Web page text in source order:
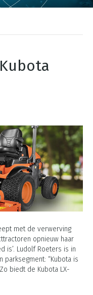
met de verwerving
opnieuw haar
is’. Ludolf Roeters is in
“Kubota is
biedt de Kubota LX-